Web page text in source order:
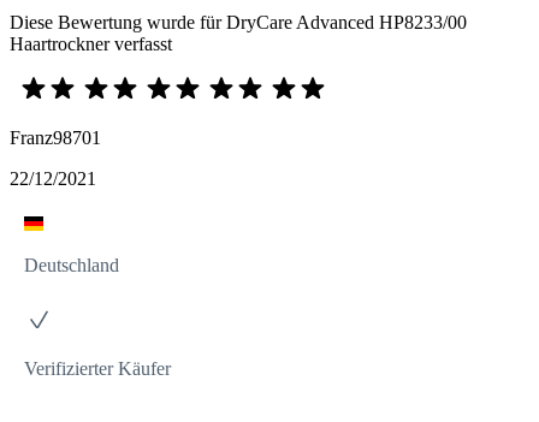
Diese Bewertung wurde für DryCare Advanced HP8233/00
Haartrockner verfasst
Franz98701
22/12/2021
Deutschland
Verifizierter Käufer